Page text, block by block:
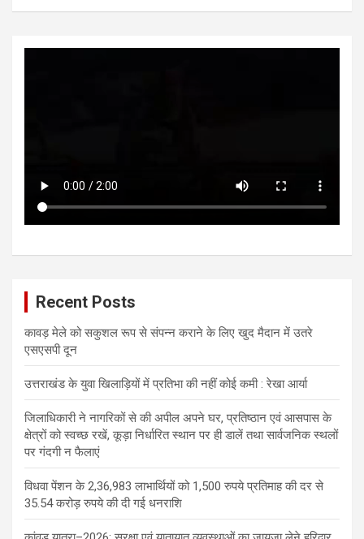
Recent Posts
कावड़ मेले को सकुशल रूप से संपन्न कराने के लिए खुद मैदान में उतरे
एसएसपी दून
उत्तराखंड के युवा खिलाड़ियों में प्रतिभा की नहीं कोई कमी : रेखा आर्या
जिलाधिकारी ने नागरिकों से की अपील अपने घर, प्रतिष्ठान एवं आसपास के
क्षेत्रों को स्वच्छ रखें, कूड़ा निर्धारित स्थान पर ही डालें तथा सार्वजनिक स्थलों
पर गंदगी न फैलाएं
विधवा पेंशन के 2,36,983 लाभार्थियों को 1,500 रुपये प्रतिमाह की दर से
35.54 करोड़ रुपये की दी गई धनराशि